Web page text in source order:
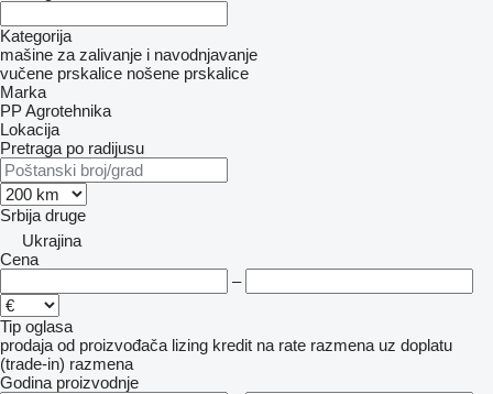
Kategorija
mašine za zalivanje i navodnjavanje
vučene prskalice nošene prskalice
Marka
PP Agrotehnika
Lokacija
Pretraga po radijusu
Srbija druge
Ukrajina
Cena
–
Tip oglasa
prodaja od proizvođača lizing kredit na rate razmena uz doplatu
(trade-in) razmena
Godina proizvodnje